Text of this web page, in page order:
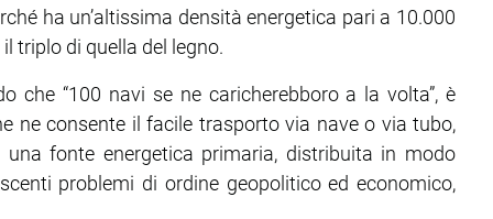
ha un’altissima densità energetica pari a 10.000
triplo di quella del legno.
che “100 navi se ne caricherebboro a la volta”, è
ne consente il facile trasporto via nave o via tubo,
fonte energetica primaria, distribuita in modo
problemi di ordine geopolitico ed economico,